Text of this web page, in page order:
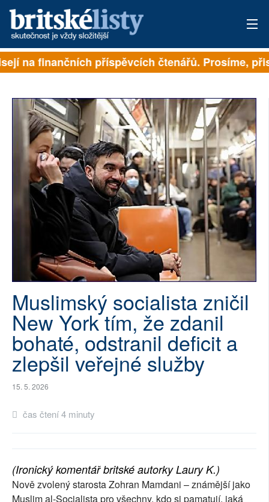
PŘIHLÁSIT
ARCHIV
ROZHOVORY
TÉMATA
NEJČTENĚJŠÍ ZA 7 DNÍ
PŘÍSPĚVKY NA PROVOZ
SOCIÁLNÍ SÍTĚ
RUBRIKY
PLNÁ VERZE STRÁNEK
na finančních příspěvcích čtenářů. Prosíme,
Muslimský socialista zničil
New York tím, že zdanil
bohaté, odstranil deficit a
zlepšil veřejné služby
15. 5. 2026
čas čtení 4 minuty
(Ironický komentář britské autorky Laury K.)
Nově zvolený starosta Zohran Mamdani – známější jako
Muslim al-Socialista pro všechny, kdo si pamatují, jaká